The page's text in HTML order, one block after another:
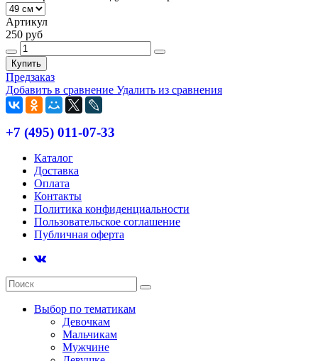
Артикул
250 руб
Купить
Предзаказ
Добавить в сравнение Удалить из сравнения
+7 (495) 011-07-33
Каталог
Доставка
Оплата
Контакты
Политика конфиденциальности
Пользовательское соглашение
Публичная оферта
Выбор по тематикам
Девочкам
Мальчикам
Мужчине